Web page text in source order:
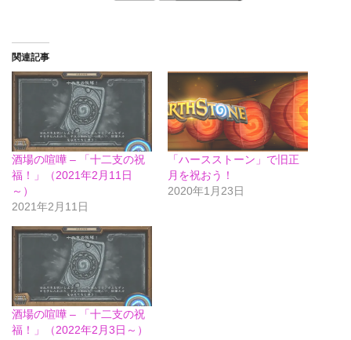
関連記事
酒場の喧嘩 – 「十二支の祝
福！」（2021年2月11日
～）
2021年2月11日
「ハースストーン」で旧正
月を祝おう！
2020年1月23日
酒場の喧嘩 – 「十二支の祝
福！」（2022年2月3日～）